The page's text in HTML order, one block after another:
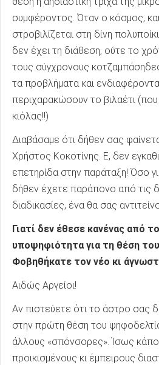
συμφέροντος. Όταν ο κόσμος,
στροβιλίζεται στη δίνη
δεν έχει τη διάθεση, ούτε το
τους σύγχρονους
τα προβλήματα και
περιχαρακώσουν το βιλαέτι
κιόλας!!)
Διαβάσαμε ότι δήθεν σας
Χρήστος Κοκοτίνης. Ε, δεν
επετηρίδα στην παράταξη! Όσο
δήθεν έχετε παράπονο από τις
διαδικασίες, ένα θα σας
Γιατί δεν έθεσε κανένας από
υποψηφιότητα για τη θέση
Φοβηθήκατε τον νέο κι
Αιδώς Αργείοι!
Αν πιστεύετε ότι το άστρο σας
στην πρώτη θέση του
άλλους «σπόνσορες». Ίσως
προικισμένους κι έμπειρους